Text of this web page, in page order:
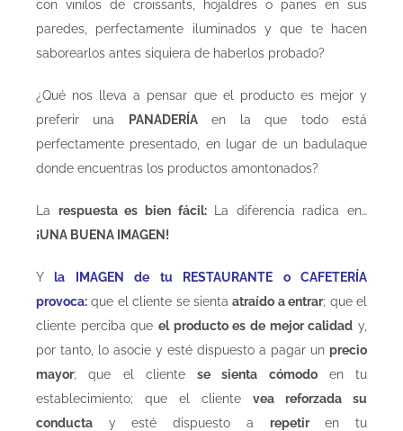
con vinilos de croissants, hojaldres o panes en sus
paredes, perfectamente iluminados y que te hacen
saborearlos antes siquiera de haberlos probado?
¿Qué nos lleva a pensar que el producto es mejor y
preferir una
PANADERÍAen la que todo está
perfectamente presentado, en lugar de un badulaque
donde encuentras los productos amontonados?
La respuesta es bien fácil:La diferencia radica en…
¡UNA BUENA IMAGEN!
Y la IMAGEN de tu RESTAURANTE o CAFETERÍA
provoca: que el cliente se sientaatraído a entrar; que el
cliente perciba que el producto es de mejor calidad y,
por tanto, lo asocie y esté dispuesto a pagar un precio
mayor; que el cliente se sienta cómodoen tu
establecimiento; que el cliente vea reforzada su
conducta y esté dispuesto a repetiren tu